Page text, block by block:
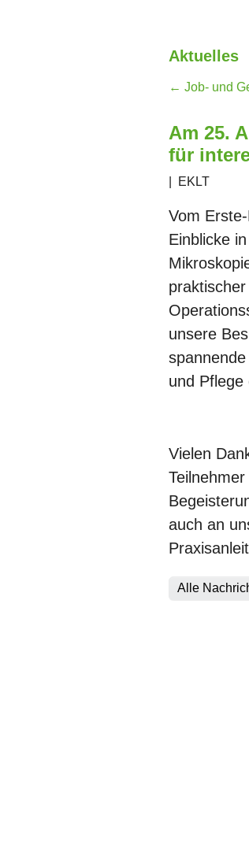
Aktuelles
← Job- und
Am 25.
für
EKLT
Vom
Einblicke
unsere
und Pflege
Vielen
auch an
Alle